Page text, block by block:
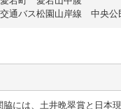
通バス松園山岸線　中央公
には、土井晩翠賞と日本